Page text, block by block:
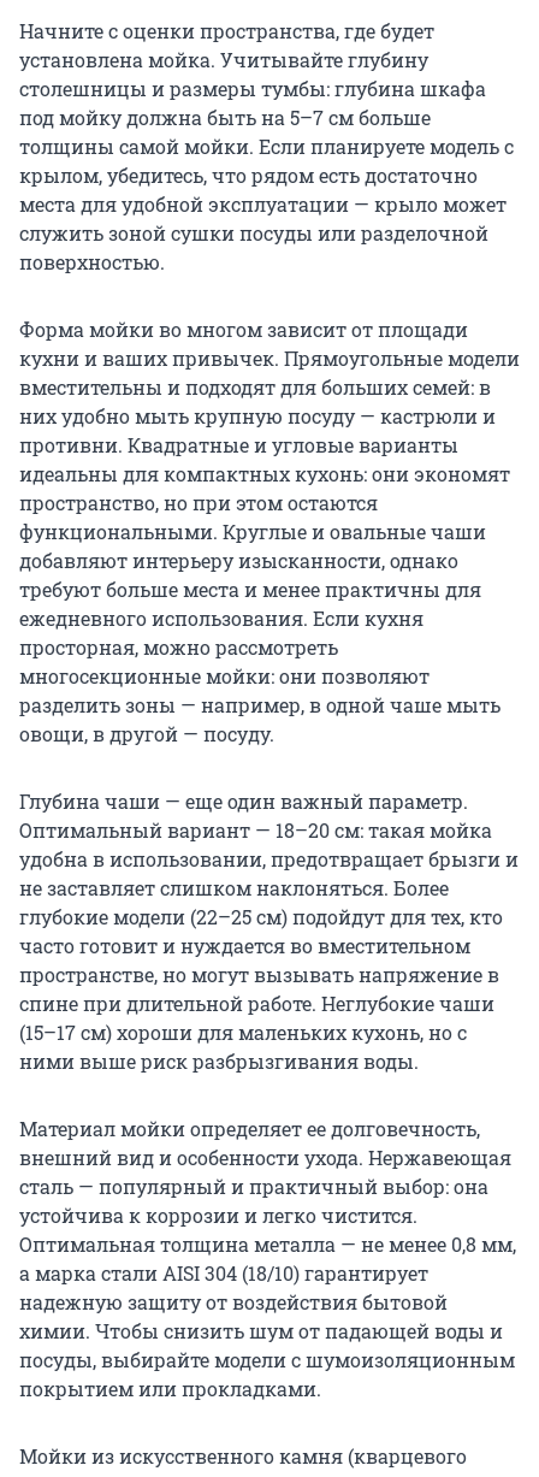
Начните с оценки пространства, где будет
установлена мойка. Учитывайте глубину
столешницы и размеры тумбы: глубина шкафа
под мойку должна быть на 5–7 см больше
толщины самой мойки. Если планируете модель с
крылом, убедитесь, что рядом есть достаточно
места для удобной эксплуатации — крыло может
служить зоной сушки посуды или разделочной
поверхностью.
Форма мойки во многом зависит от площади
кухни и ваших привычек. Прямоугольные модели
вместительны и подходят для больших семей: в
них удобно мыть крупную посуду — кастрюли и
противни. Квадратные и угловые варианты
идеальны для компактных кухонь: они экономят
пространство, но при этом остаются
функциональными. Круглые и овальные чаши
добавляют интерьеру изысканности, однако
требуют больше места и менее практичны для
ежедневного использования. Если кухня
просторная, можно рассмотреть
многосекционные мойки: они позволяют
разделить зоны — например, в одной чаше мыть
овощи, в другой — посуду.
Глубина чаши — еще один важный параметр.
Оптимальный вариант — 18–20 см: такая мойка
удобна в использовании, предотвращает брызги и
не заставляет слишком наклоняться. Более
глубокие модели (22–25 см) подойдут для тех, кто
часто готовит и нуждается во вместительном
пространстве, но могут вызывать напряжение в
спине при длительной работе. Неглубокие чаши
(15–17 см) хороши для маленьких кухонь, но с
ними выше риск разбрызгивания воды.
Материал мойки определяет ее долговечность,
внешний вид и особенности ухода. Нержавеющая
сталь — популярный и практичный выбор: она
устойчива к коррозии и легко чистится.
Оптимальная толщина металла — не менее 0,8 мм,
а марка стали AISI 304 (18/10) гарантирует
надежную защиту от воздействия бытовой
химии. Чтобы снизить шум от падающей воды и
посуды, выбирайте модели с шумоизоляционным
покрытием или прокладками.
Мойки из искусственного камня (кварцевого